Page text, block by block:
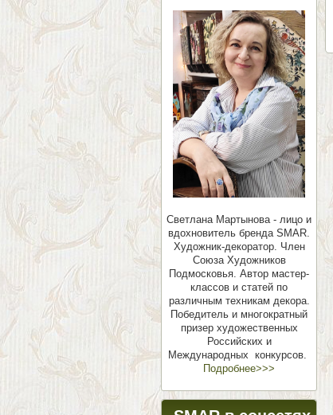
Светлана Мартынова - лицо и
вдохновитель бренда SMAR.
Художник-декоратор. Член
Союза Художников
Подмосковья. Автор мастер-
классов и статей по
различным техникам декора.
Победитель и многократный
призер художественных
Российских и
Международных конкурсов.
Подробнее>>>